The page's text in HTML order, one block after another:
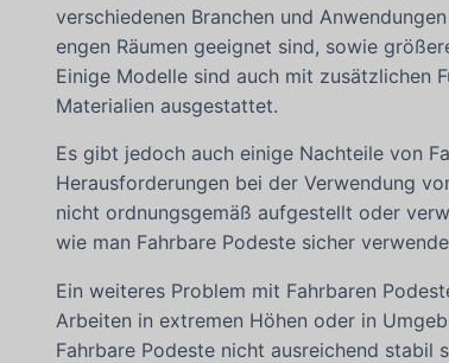
verschiedenen Branchen und
engen Räumen geeignet sind, sowie
Einige Modelle sind auch mit zusätzlichen
Materialien ausgestattet.
Es gibt jedoch auch einige Nachteile von
Herausforderungen bei der Verwendung
nicht ordnungsgemäß aufgestellt oder
wie man Fahrbare Podeste sicher
Ein weiteres Problem mit Fahrbaren
Arbeiten in extremen Höhen oder in
Fahrbare Podeste nicht ausreichend stabil